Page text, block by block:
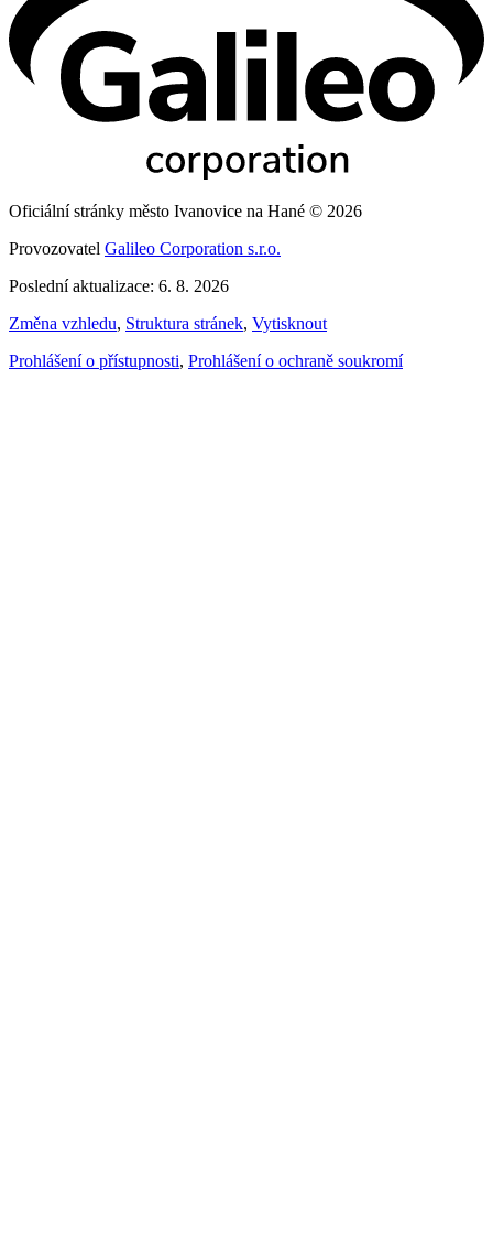
Oficiální stránky město Ivanovice na Hané © 2026
Provozovatel Galileo Corporation s.r.o.
Poslední aktualizace: 6. 8. 2026
Změna vzhledu, Struktura stránek, Vytisknout
Prohlášení o přístupnosti, Prohlášení o ochraně soukromí